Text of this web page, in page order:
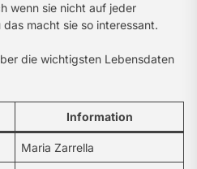
wenn sie nicht auf jeder
macht sie so interessant.
die wichtigsten Lebensdaten
Information
Maria Zarrella